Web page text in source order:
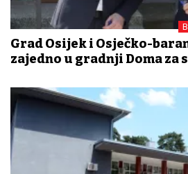
Grad Osijek i Osječko-
zajedno u gradnji Doma za